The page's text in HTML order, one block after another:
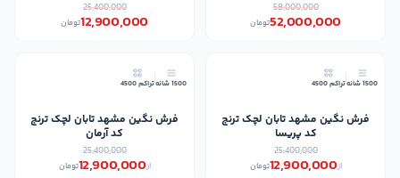
58,000,000
52,000,000تومان
25,400,000
12,900,000تومان
1500 شانه تراکم 4500
فرش نگین مشهد تابان لچک ترنج
کد پریسا
25,400,000
از12,900,000تومان
1500 شانه تراکم 4500
فرش نگین مشهد تابان لچک ترنج
کد آرمان
25,400,000
از12,900,000تومان